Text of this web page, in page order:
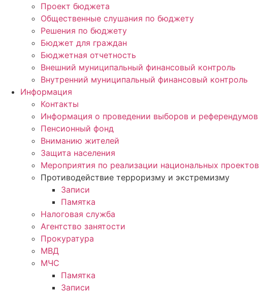
Проект бюджета
Общественные слушания по бюджету
Решения по бюджету
Бюджет для граждан
Бюджетная отчетность
Внешний муниципальный финансовый контроль
Внутренний муниципальный финансовый контроль
Информация
Контакты
Информация о проведении выборов и референдумов
Пенсионный фонд
Вниманию жителей
Защита населения
Мероприятия по реализации национальных проектов
Противодействие терроризму и экстремизму
Записи
Памятка
Налоговая служба
Агентство занятости
Прокуратура
МВД
МЧС
Памятка
Записи